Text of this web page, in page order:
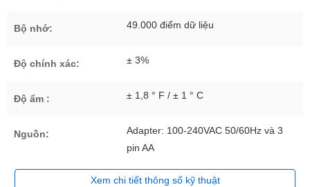
Bộ nhớ: 49.000 điểm dữ liệu
Độ chính xác: ± 3%
Độ ẩm : ± 1,8 ° F / ± 1 ° C
Nguồn:
Adapter: 100-240VAC 50/60Hz và 3
pin AA
Xem chi tiết thông số kỹ thuật